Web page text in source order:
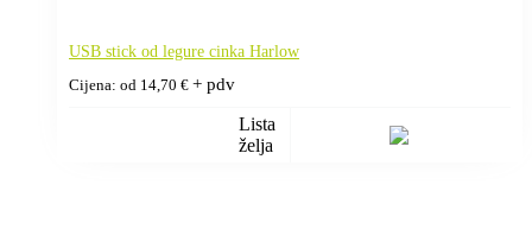
USB stick od legure cinka Harlow
Cijena: od 14,70 € + pdv
Lista
želja